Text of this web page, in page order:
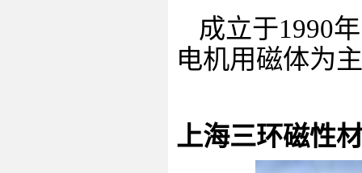
成立于1990
电机用磁体为
上海三环磁性